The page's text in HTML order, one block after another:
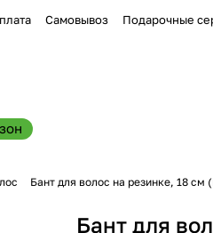
Самовывоз Подарочные
Бант для волос на резинке, 18 см
Бант для